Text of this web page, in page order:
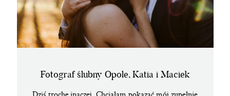
Fotograf ślubny Opole, Katia i Maciek